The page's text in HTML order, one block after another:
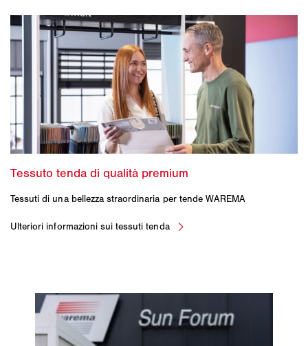
Tessuti di una bellezza straordinaria per tende WAREMA